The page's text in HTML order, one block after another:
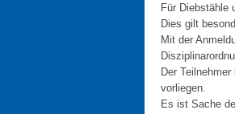
Für Diebstähle
Dies gilt
Mit der
Der
vorliegen.
Es ist Sache